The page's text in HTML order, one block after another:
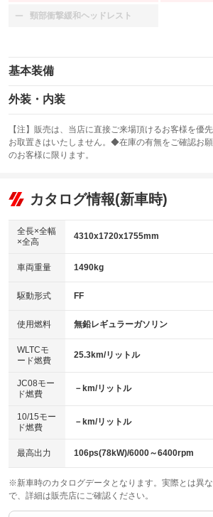
頸部衝撃緩和ヘッドレスト
：装備なし
基本装備
エアバッグ：運転席/助手席/サイド
：装備あり
：装備あり
サンルーフ
：装備なし ABS
リフトアップ
：装備なし
：装備なし
パワーウィンドウ
アイドリングストップ
：装備なし
USB入力端子
：装備なし
100V電源
：装備なし
センターデフロック
：装備なし
電動格納ミラー
：装備あり
外装・内装
カーナビ
：装備なし
TV
：装備なし
ビジュアル
：装備なし
：装備あり
革シート
キーレス
HID(キセノンライト)
：装備なし
バックカメラ
：装備あり
エアロ
：装備なし
：装備なし
パワーシート
ベンチシート
：装備なし
チップアップシート
：装備なし ：装備な
：装備なし ：装備
ウォークスルー
：装備あり
【注】販売は、当店に直接ご来場頂けるお客様を優
お取置きはいたしません。◆在庫の有無をご確認お
のお客様に限ります。
カタログ情報(新車時)
全長×全幅
×全高
4310x1720x1755mm
車両重量 1490kg
駆動形式 FF
使用燃料 無鉛レギュラーガソリン
WLTCモ
ード燃費
25.3km/リットル
JC08モー
ド燃費
－km/リットル
10/15モー
ド燃費
－km/リットル
最高出力 106ps(78kW)/6000～6400rpm
※新車時のカタログデータとなります。実際とは異
で、詳細は販売店にご確認ください。